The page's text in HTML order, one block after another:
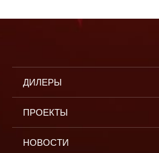
ДИЛЕРЫ
ПРОЕКТЫ
НОВОСТИ